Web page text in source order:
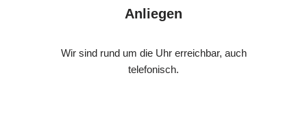
Anliegen
Wir sind rund um die Uhr erreichbar, auch
telefonisch.